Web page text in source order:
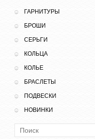
ГАРНИТУРЫ
БРОШИ
СЕРЬГИ
КОЛЬЦА
КОЛЬЕ
БРАСЛЕТЫ
ПОДВЕСКИ
НОВИНКИ
Поиск: